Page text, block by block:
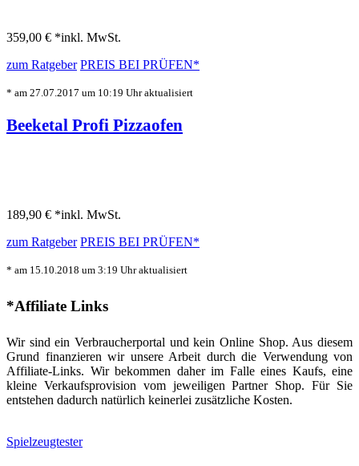
359,00 € *inkl. MwSt.
zum Ratgeber PREIS BEI PRÜFEN*
* am 27.07.2017 um 10:19 Uhr aktualisiert
Beeketal Profi Pizzaofen
189,90 € *inkl. MwSt.
zum Ratgeber PREIS BEI PRÜFEN*
* am 15.10.2018 um 3:19 Uhr aktualisiert
*Affiliate Links
Wir sind ein Verbraucherportal und kein Online Shop. Aus diesem
Grund finanzieren wir unsere Arbeit durch die Verwendung von
Affiliate-Links. Wir bekommen daher im Falle eines Kaufs, eine
kleine Verkaufsprovision vom jeweiligen Partner Shop. Für Sie
entstehen dadurch natürlich keinerlei zusätzliche Kosten.
Spielzeugtester